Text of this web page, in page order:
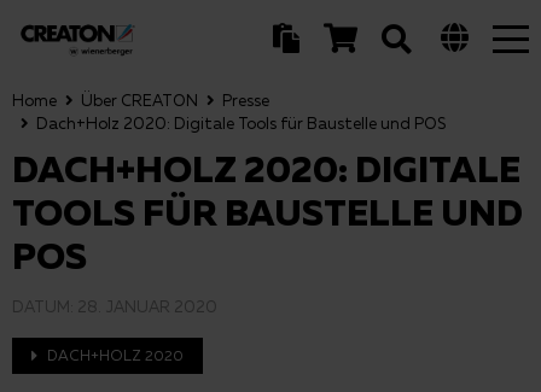
Home Über CREATON
Presse
Dach+Holz 2020: Digitale Tools für Baustelle und POS
DACH+HOLZ 2020: DIGITALE
TOOLS FÜR BAUSTELLE UND
POS
DATUM: 28. JANUAR 2020
DACH+HOLZ 2020